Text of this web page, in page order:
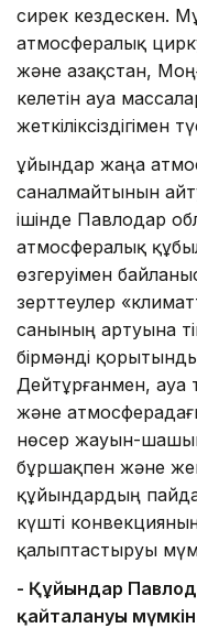
сирек кездескен.
атмосфералық
және Қазақстан,
келетін ауа
жеткіліксіздігімен
Құйындар жаңа
саналмайтынын
ішінде Павлодар
атмосфералық
өзгеруімен
зерттеулер
санының артуына
бірмәнді
Дейтұрғанмен, ауа
және
нөсер жауын-
бұршақпен және
құйындардың
күшті
қалыптастыруы
- Құйындар
қайталануы